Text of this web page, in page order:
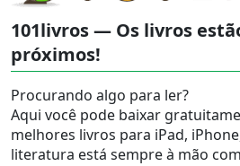
101livros — Os livros
próximos!
Procurando algo para ler?
Aqui você pode baixar
melhores livros para iPad,
literatura está sempre à mão